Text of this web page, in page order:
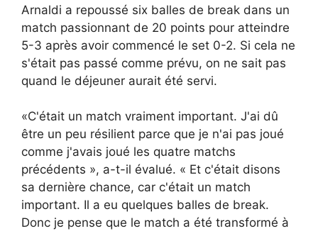
Arnaldi a repoussé six balles de break dans un
match passionnant de 20 points pour atteindre
5-3 après avoir commencé le set 0-2. Si cela ne
s'était pas passé comme prévu, on ne sait pas
quand le déjeuner aurait été servi.
«C'était un match vraiment important. J'ai dû
être un peu résilient parce que je n'ai pas joué
comme j'avais joué les quatre matchs
précédents », a-t-il évalué. « Et c'était disons
sa dernière chance, car c'était un match
important. Il a eu quelques balles de break.
Donc je pense que le match a été transformé à